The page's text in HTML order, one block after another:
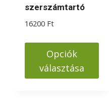
szerszámtartó
16200 Ft
Opciók
választása